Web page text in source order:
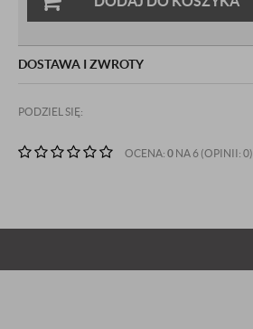
DOSTAWA I ZWROTY
PODZIEL SIĘ:
OCENA: 0 NA 6 (OPINII: 0)